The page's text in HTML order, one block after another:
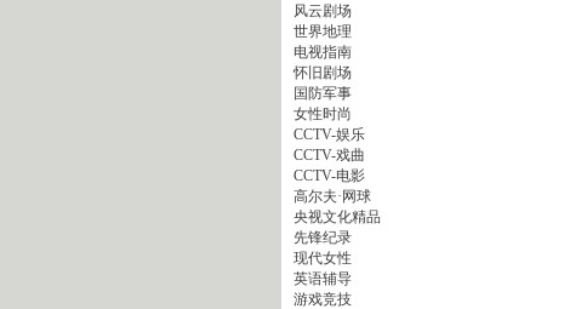
风云剧场
世界地理
电视指南
怀旧剧场
国防军事
女性时尚
CCTV-娱乐
CCTV-戏曲
CCTV-电影
高尔夫·网球
央视文化精品
先锋纪录
现代女性
英语辅导
游戏竞技